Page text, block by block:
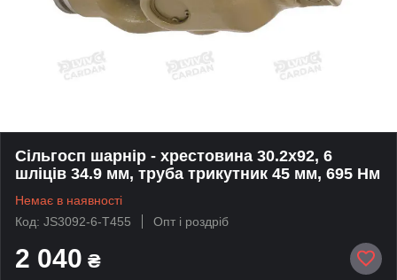
Сільгосп шарнір - хрестовина 30.2х92, 6
шліців 34.9 мм, труба трикутник 45 мм, 695 Нм
Немає в наявності
Код: JS3092-6-T455
Опт і роздріб
2 040 ₴